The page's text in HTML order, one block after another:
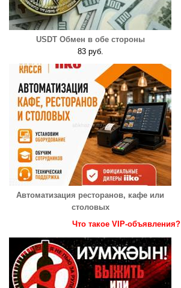
USDT Обмен в обе стороны
83 руб.
Автоматизация ресторанов, кафе или
столовых
Что такое VIP-объявления?